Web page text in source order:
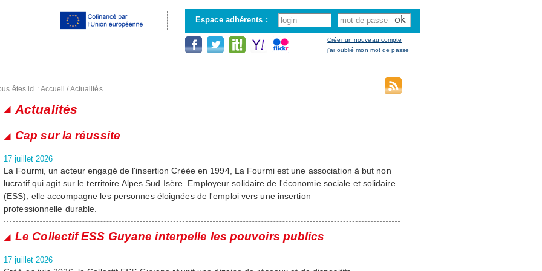
contenu
principal
Espace adhérents :
Créer un nouveau compte
j'ai oublié mon mot de passe
êtes ici : Accueil /Actualités
Actualités
Cap sur la réussite
17 juillet 2026
La Fourmi, un acteur engagé de l'insertion Créée en 1994, La Fourmi est une association à but non
lucratif qui agit sur le territoire Alpes Sud Isère. Employeur solidaire de l'économie sociale et solidaire
(ESS), elle accompagne les personnes éloignées de l'emploi vers une insertion
professionnelle durable.
Le Collectif ESS Guyane interpelle les pouvoirs publics
17 juillet 2026
Pages